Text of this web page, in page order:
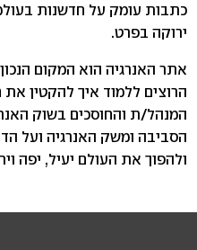
כתבות עומק על חדשנות
ירוקה בפרט.
אתר האנרגיה הוא המקום
הרוצים ללמוד איך להקטין
המנהל/ת והחוסכים בשוק
הסביבה ומשק האנרגיה ועל
ולהפוך את העולם יעיל, יפה